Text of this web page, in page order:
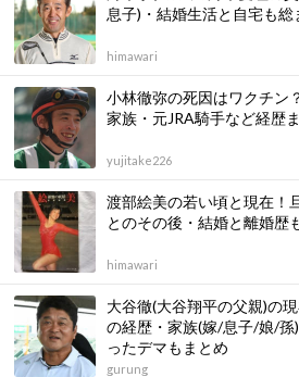
息子)・結婚生活と自宅も総
himawari
小林徹弥の死因はワクチン
家族・元JRA騎手など経歴
yujitake226
渡部絵美の若い頃と現在！
とのその後・結婚と離婚歴
himawari
大谷徹(大谷翔平の父親)の
の経歴・家族(嫁/息子/娘/
ったデマもまとめ
gurung